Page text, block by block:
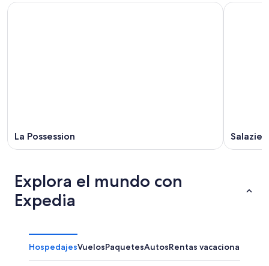
La Possession Salazie
Explora el mundo con
Expedia
HospedajesVuelosPaquetesAutosRentas vacacionales